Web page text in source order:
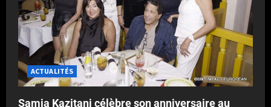
ACTUALITÉS
Samia Kazitani célèbre son anniversaire au